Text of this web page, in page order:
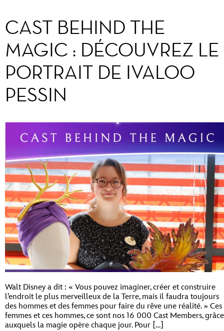
CAST BEHIND THE
MAGIC : DÉCOUVREZ LE
PORTRAIT DE IVALOO
PESSIN
Walt Disney a dit : « Vous pouvez imaginer, créer et construire
l’endroit le plus merveilleux de la Terre, mais il faudra toujours
des hommes et des femmes pour faire du rêve une réalité. » Ces
femmes et ces hommes, ce sont nos 16 000 Cast Members, grâce
auxquels la magie opère chaque jour. Pour […]